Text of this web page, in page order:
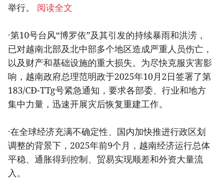
举行。 阅读全文
·第10号台风“博罗依”及其引发的持续暴雨和洪涝，
已对越南北部及北中部多个地区造成严重人员伤亡，
以及财产和基础设施的重大损失。为尽快克服灾害影
响，越南政府总理范明政于2025年10月2日签署了第
183/CĐ-TTg号紧急通知，要求各部委、行业和地方
集中力量，迅速开展灾后恢复重建工作。
·在全球经济充满不确定性、国内加快推进行政区划
调整的背景下，2025年前9个月，越南经济运行总体
平稳、通胀得到控制、贸易实现顺差和外资大量流
入。